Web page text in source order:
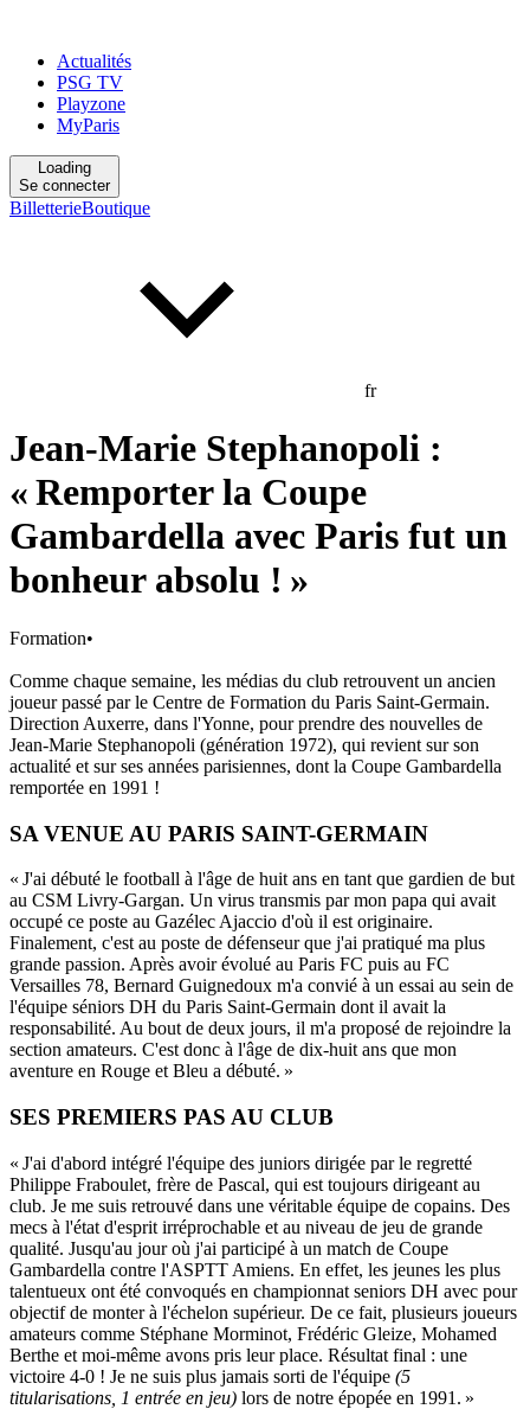
Actualités
PSG TV
Playzone
MyParis
Loading
Se connecter
BilletterieBoutique
fr
Jean-Marie Stephanopoli :
« Remporter la Coupe
Gambardella avec Paris fut un
bonheur absolu ! »
Formation•
Comme chaque semaine, les médias du club retrouvent un ancien
joueur passé par le Centre de Formation du Paris Saint-Germain.
Direction Auxerre, dans l'Yonne, pour prendre des nouvelles de
Jean-Marie Stephanopoli (génération 1972), qui revient sur son
actualité et sur ses années parisiennes, dont la Coupe Gambardella
remportée en 1991 !
SA VENUE AU PARIS SAINT-GERMAIN
« J'ai débuté le football à l'âge de huit ans en tant que gardien de but
au CSM Livry-Gargan. Un virus transmis par mon papa qui avait
occupé ce poste au Gazélec Ajaccio d'où il est originaire.
Finalement, c'est au poste de défenseur que j'ai pratiqué ma plus
grande passion. Après avoir évolué au Paris FC puis au FC
Versailles 78, Bernard Guignedoux m'a convié à un essai au sein de
l'équipe séniors DH du Paris Saint-Germain dont il avait la
responsabilité. Au bout de deux jours, il m'a proposé de rejoindre la
section amateurs. C'est donc à l'âge de dix-huit ans que mon
aventure en Rouge et Bleu a débuté. »
SES PREMIERS PAS AU CLUB
« J'ai d'abord intégré l'équipe des juniors dirigée par le regretté
Philippe Fraboulet, frère de Pascal, qui est toujours dirigeant au
club. Je me suis retrouvé dans une véritable équipe de copains. Des
mecs à l'état d'esprit irréprochable et au niveau de jeu de grande
qualité. Jusqu'au jour où j'ai participé à un match de Coupe
Gambardella contre l'ASPTT Amiens. En effet, les jeunes les plus
talentueux ont été convoqués en championnat seniors DH avec pour
objectif de monter à l'échelon supérieur. De ce fait, plusieurs joueurs
amateurs comme Stéphane Morminot, Frédéric Gleize, Mohamed
Berthe et moi-même avons pris leur place. Résultat final : une
victoire 4-0 ! Je ne suis plus jamais sorti de l'équipe (5
titularisations, 1 entrée en jeu) lors de notre épopée en 1991. »